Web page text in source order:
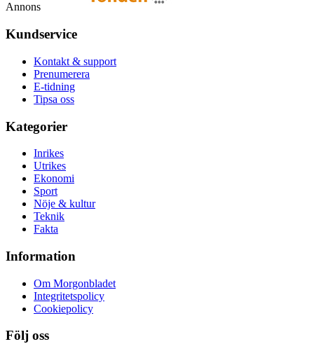
Annons
Kundservice
Kontakt & support
Prenumerera
E-tidning
Tipsa oss
Kategorier
Inrikes
Utrikes
Ekonomi
Sport
Nöje & kultur
Teknik
Fakta
Information
Om Morgonbladet
Integritetspolicy
Cookiepolicy
Följ oss